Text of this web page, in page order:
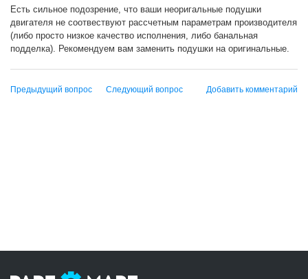
Есть сильное подозрение, что ваши неоригальные подушки
двигателя не соотвествуют рассчетным параметрам производителя
(либо просто низкое качество исполнения, либо банальная
подделка). Рекомендуем вам заменить подушки на оригинальные.
Предыдущий вопрос Следующий вопрос Добавить комментарий